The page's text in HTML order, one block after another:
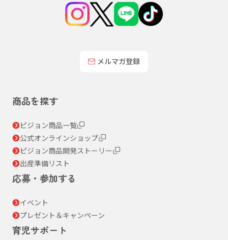
メルマガ登録
商品を探す
ピジョン商品一覧
公式オンラインショップ
ピジョン商品開発ストーリー
出産準備リスト
応募・参加する
イベント
プレゼント＆キャンペーン
育児サポート